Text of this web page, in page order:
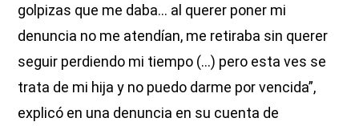
golpizas que me daba... al querer poner mi
denuncia no me atendían, me retiraba sin querer
seguir perdiendo mi tiempo (...) pero esta ves se
trata de mi hija y no puedo darme por vencida”,
explicó en una denuncia en su cuenta de